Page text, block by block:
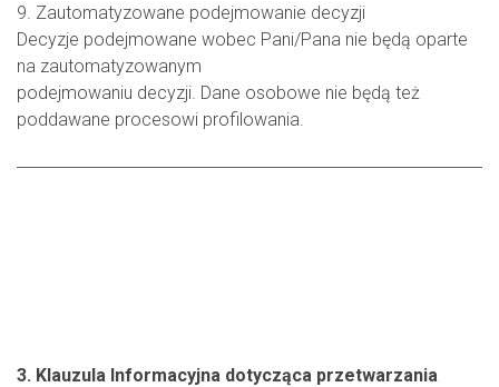
9. Zautomatyzowane podejmowanie decyzji
Decyzje podejmowane wobec Pani/Pana nie będą oparte
na zautomatyzowanym
podejmowaniu decyzji. Dane osobowe nie będą też
poddawane procesowi profilowania.
3. Klauzula Informacyjna dotycząca przetwarzania